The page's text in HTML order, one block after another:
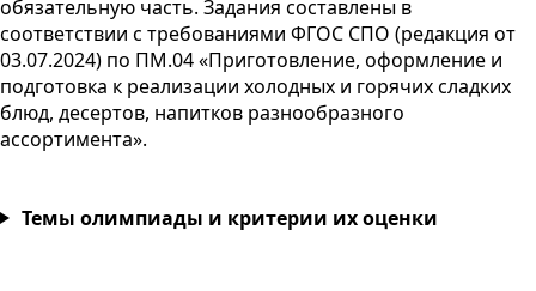
обязательную часть. Задания составлены в
соответствии с требованиями ФГОС СПО (редакция от
03.07.2024) по ПМ.04 «Приготовление, оформление и
подготовка к реализации холодных и горячих сладких
блюд, десертов, напитков разнообразного
ассортимента».
Темы олимпиады и критерии их оценки